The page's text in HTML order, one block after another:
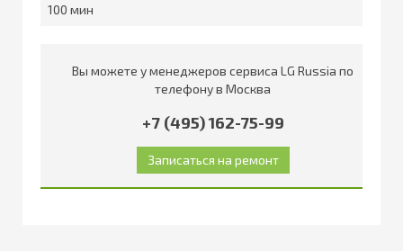
100
Вы можете у менеджеров сервиса LG Russia по
телефону в Москва
+7 (495) 162-75-99